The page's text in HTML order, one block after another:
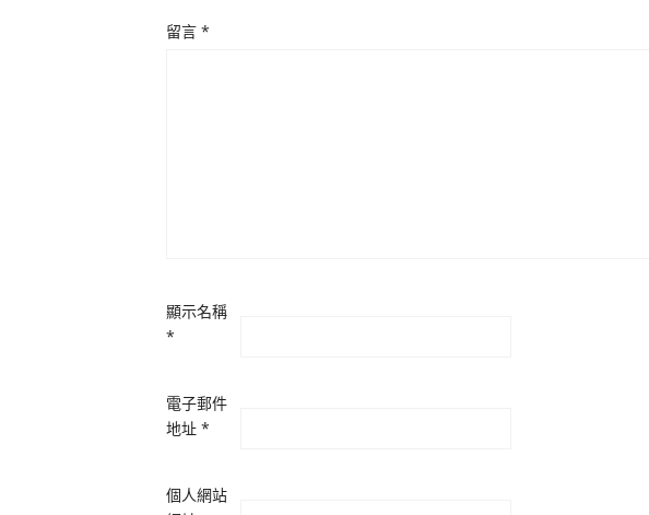
留言 *
顯示名稱
*
電子郵件
地址 *
個人網站